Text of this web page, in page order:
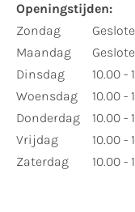
Openingstijden:
Zondag
Maandag
Dinsdag
Woensdag
Donderdag
Vrijdag
Zaterdag
10.00 -
10.00 -
10.00 -
10.00 -
10.00 -